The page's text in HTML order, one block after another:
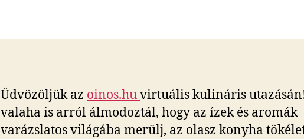
Üdvözöljük az oinos.huvirtuális kulináris
valaha is arról álmodoztál, hogy az ízek és aromák
varázslatos világába merülj, az olasz konyha